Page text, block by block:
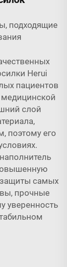
подходящие
Herui
пациентов
медицинской
слой
поэтому его
самых
прочные
уверенность